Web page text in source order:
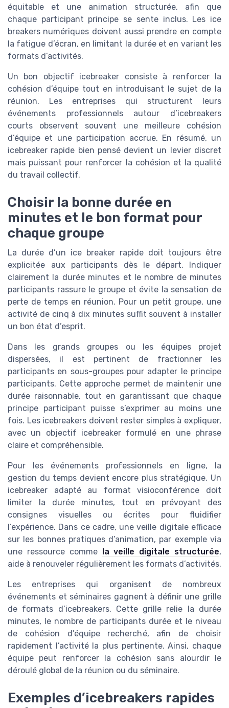
équitable et une animation structurée, afin que
chaque participant principe se sente inclus. Les ice
breakers numériques doivent aussi prendre en compte
la fatigue d’écran, en limitant la durée et en variant les
formats d’activités.
Un bon objectif icebreaker consiste à renforcer la
cohésion d’équipe tout en introduisant le sujet de la
réunion. Les entreprises qui structurent leurs
événements professionnels autour d’icebreakers
courts observent souvent une meilleure cohésion
d’équipe et une participation accrue. En résumé, un
icebreaker rapide bien pensé devient un levier discret
mais puissant pour renforcer la cohésion et la qualité
du travail collectif.
Choisir la bonne durée en
minutes et le bon format pour
chaque groupe
La durée d’un ice breaker rapide doit toujours être
explicitée aux participants dès le départ. Indiquer
clairement la durée minutes et le nombre de minutes
participants rassure le groupe et évite la sensation de
perte de temps en réunion. Pour un petit groupe, une
activité de cinq à dix minutes suffit souvent à installer
un bon état d’esprit.
Dans les grands groupes ou les équipes projet
dispersées, il est pertinent de fractionner les
participants en sous-groupes pour adapter le principe
participants. Cette approche permet de maintenir une
durée raisonnable, tout en garantissant que chaque
principe participant puisse s’exprimer au moins une
fois. Les icebreakers doivent rester simples à expliquer,
avec un objectif icebreaker formulé en une phrase
claire et compréhensible.
Pour les événements professionnels en ligne, la
gestion du temps devient encore plus stratégique. Un
icebreaker adapté au format visioconférence doit
limiter la durée minutes, tout en prévoyant des
consignes visuelles ou écrites pour fluidifier
l’expérience. Dans ce cadre, une veille digitale efficace
sur les bonnes pratiques d’animation, par exemple via
une ressource comme la veille digitale structurée,
aide à renouveler régulièrement les formats d’activités.
Les entreprises qui organisent de nombreux
événements et séminaires gagnent à définir une grille
de formats d’icebreakers. Cette grille relie la durée
minutes, le nombre de participants durée et le niveau
de cohésion d’équipe recherché, afin de choisir
rapidement l’activité la plus pertinente. Ainsi, chaque
équipe peut renforcer la cohésion sans alourdir le
déroulé global de la réunion ou du séminaire.
Exemples d’icebreakers rapides